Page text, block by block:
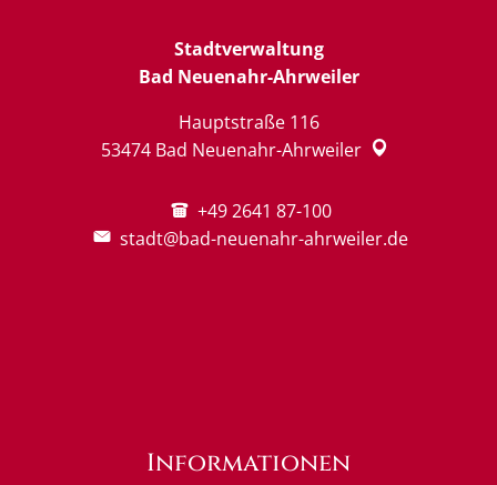
Stadtverwaltung
Bad Neuenahr-Ahrweiler
Hauptstraße 116
53474 Bad Neuenahr-Ahrweiler
+49 2641 87-100
stadt@bad-neuenahr-ahrweiler.de
Informationen